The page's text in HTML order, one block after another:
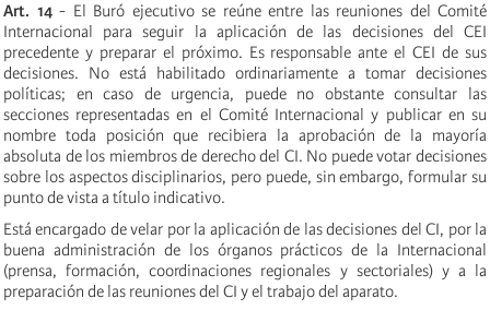
Art. 14- El Buró ejecutivo se reúne entre las reuniones del Comité
Internacional para seguir la aplicación de las decisiones del CEI
precedente y preparar el próximo. Es responsable ante el CEI de sus
decisiones. No está habilitado ordinariamente a tomar decisiones
políticas; en caso de urgencia, puede no obstante consultar las
secciones representadas en el Comité Internacional y publicar en su
nombre toda posición que recibiera la aprobación de la mayoría
absoluta de los miembros de derecho del CI. No puede votar decisiones
sobre los aspectos disciplinarios, pero puede, sin embargo, formular su
punto de vista a título indicativo.
Está encargado de velar por la aplicación de las decisiones del CI, por la
buena administración de los órganos prácticos de la Internacional
(prensa, formación, coordinaciones regionales y sectoriales) y a la
preparación de las reuniones del CI y el trabajo del aparato.